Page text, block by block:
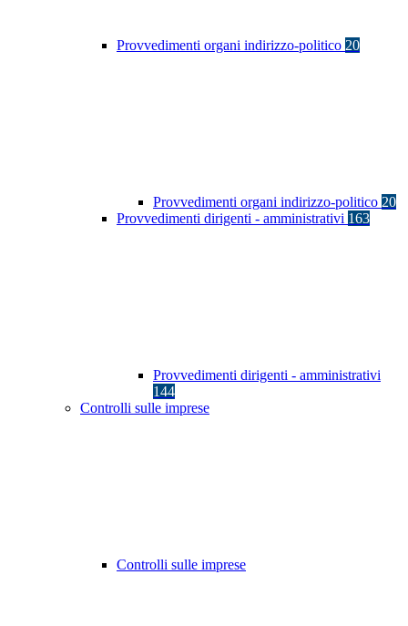
Provvedimenti organi indirizzo-politico 20
Provvedimenti organi indirizzo-politico 20
Provvedimenti dirigenti - amministrativi 163
Provvedimenti dirigenti - amministrativi
144
Controlli sulle imprese
Controlli sulle imprese